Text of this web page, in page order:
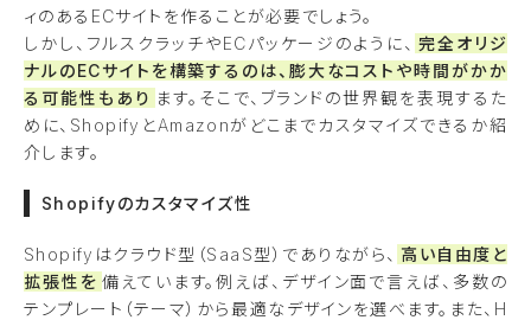
ィのあるECサイトを作ることが必要でしょう。
しかし、フルスクラッチやECパッケージのように、 完全オリジ
ナルのECサイトを構築するのは、膨大なコストや時間がかか
る可能性もあり ます。そこで、ブランドの世界観を表現するた
めに、ShopifyとAmazonがどこまでカスタマイズできるか紹
介します。
Shopifyのカスタマイズ性
Shopifyはクラウド型（SaaS型）でありながら、 高い自由度と
拡張性を 備えています。例えば、デザイン面で言えば、多数の
テンプレート（テーマ）から最適なデザインを選べます。また、H